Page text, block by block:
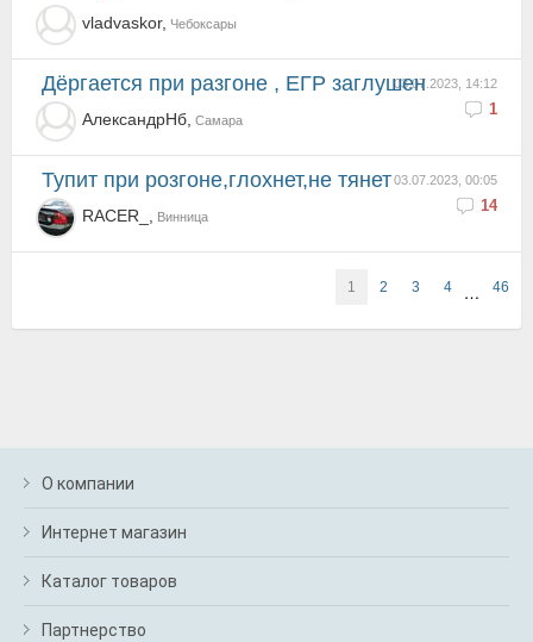
vladvaskor, Чебоксары
03.07.2023, 14:12
1
Дёргается при разгоне , ЕГР заглушен
АлександрНб, Самара
03.07.2023, 00:05
14
тупит при розгоне,глохнет,не тянет
RACER_, Винница
1 2 3 4 … 46
О компании
Интернет магазин
Каталог товаров
Партнерство